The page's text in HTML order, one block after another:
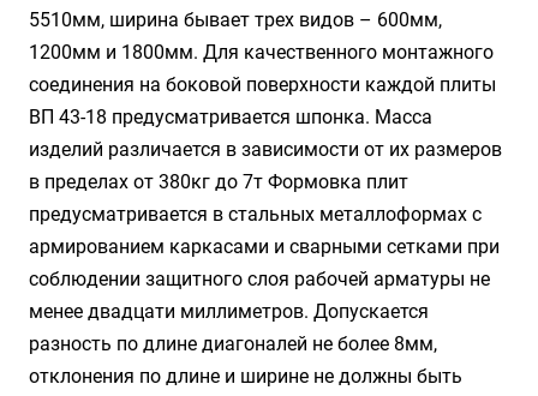
5510мм, ширина бывает трех видов – 600мм,
1200мм и 1800мм. Для качественного монтажного
соединения на боковой поверхности каждой плиты
ВП 43-18 предусматривается шпонка. Масса
изделий различается в зависимости от их размеров
в пределах от 380кг до 7т Формовка плит
предусматривается в стальных металлоформах с
армированием каркасами и сварными сетками при
соблюдении защитного слоя рабочей арматуры не
менее двадцати миллиметров. Допускается
разность по длине диагоналей не более 8мм,
отклонения по длине и ширине не должны быть